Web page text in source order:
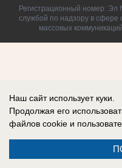
Регистрационный номер:
службой по надзору в сфере
массовых
Наш сайт использует куки.
Продолжая его
файлов cookie и